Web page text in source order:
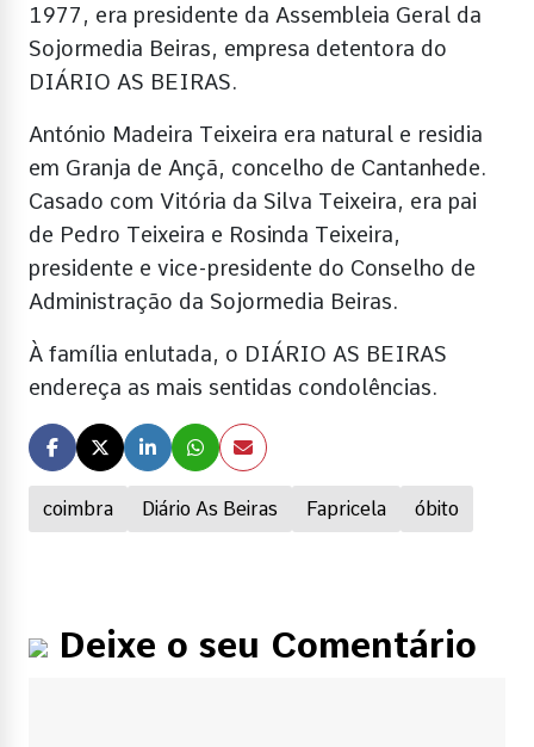
coimbra Diário As Beiras Fapricela óbito
1977, era presidente da Assembleia Geral da
Sojormedia Beiras, empresa detentora do
DIÁRIO AS BEIRAS.
António Madeira Teixeira era natural e residia
em Granja de Ançã, concelho de Cantanhede.
Casado com Vitória da Silva Teixeira, era pai
de Pedro Teixeira e Rosinda Teixeira,
presidente e vice-presidente do Conselho de
Administração da Sojormedia Beiras.
À família enlutada, o DIÁRIO AS BEIRAS
endereça as mais sentidas condolências.
Deixe o seu Comentário